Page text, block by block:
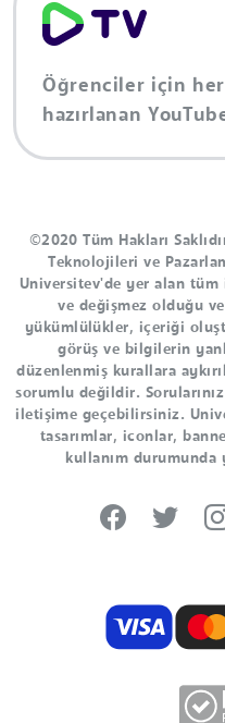
Öğrenciler için
hazırlanan
©2020 Tüm Hakları
Teknolojileri ve
Universitev'de yer alan
ve değişmez olduğu
yükümlülükler, içeriği
görüş ve bilgilerin
düzenlenmiş kurallara
sorumlu değildir.
iletişime geçebilirsiniz.
tasarımlar, iconlar,
kullanım